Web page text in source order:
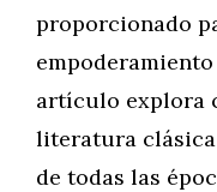
proporcionado
artículo explora
literatura
de todas las